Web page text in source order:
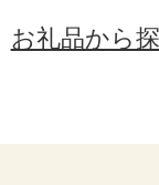
お礼品から